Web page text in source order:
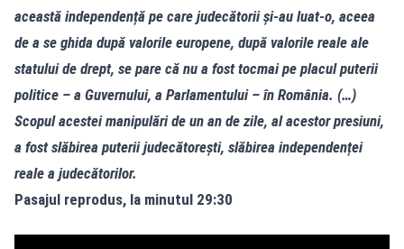
această independență pe care judecătorii și-au luat-o, aceea
de a se ghida după valorile europene, după valorile reale ale
statului de drept, se pare că nu a fost tocmai pe placul puterii
politice – a Guvernului, a Parlamentului – în România. (…)
Scopul acestei manipulări de un an de zile, al acestor presiuni,
a fost slăbirea puterii judecătorești, slăbirea independenței
reale a judecătorilor.
Pasajul reprodus, la minutul 29:30